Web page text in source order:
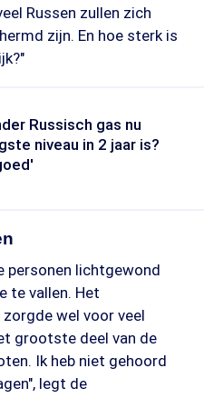
Russen zullen zich
zijn. En hoe sterk is
Russisch gas nu
niveau in 2 jaar is?
personen lichtgewond
te vallen. Het
wel voor veel
grootste deel van de
Ik heb niet gehoord
legt de